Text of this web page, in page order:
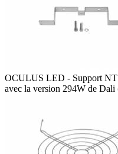
OCULUS LED - Support NT
avec la version 294W de Dali